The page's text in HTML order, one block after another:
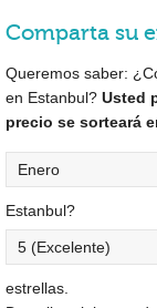
Comparta su
Queremos saber:
en Estanbul? Usted
precio se sorteará
Estanbul?
estrellas.